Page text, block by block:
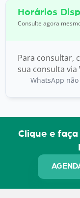
Horários
Consulte agora
Para consultar,
sua consulta via
WhatsApp
Clique e